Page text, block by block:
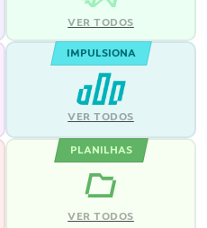
VER TODOS
IMPULSIONA
VER TODOS
PLANILHAS
VER TODOS